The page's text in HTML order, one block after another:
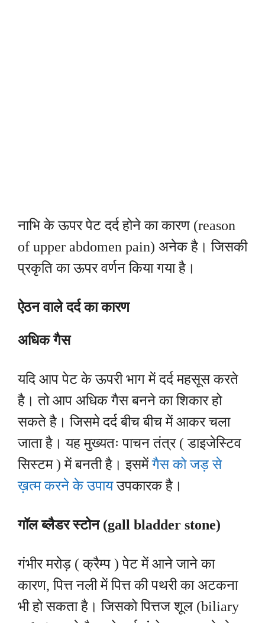
नाभि के ऊपर पेट दर्द होने का कारण (reason
of upper abdomen pain) अनेक है। जिसकी
प्रकृति का ऊपर वर्णन किया गया है।
ऐठन वाले दर्द का कारण
अधिक गैस
यदि आप पेट के ऊपरी भाग में दर्द महसूस करते
है। तो आप अधिक गैस बनने का शिकार हो
सकते है। जिसमे दर्द बीच बीच में आकर चला
जाता है। यह मुख्यतः पाचन तंत्र ( डाइजेस्टिव
सिस्टम ) में बनती है। इसमेंगैस को जड़ से
ख़त्म करने के उपायउपकारक है।
गॉल ब्लैडर स्टोन (gall bladder stone)
गंभीर मरोड़ ( क्रैम्प ) पेट में आने जाने का
कारण, पित्त नली में पित्त की पथरी का अटकना
भी हो सकता है। जिसको पित्तज शूल (biliary